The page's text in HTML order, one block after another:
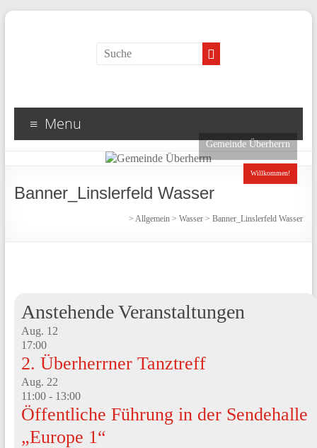
Menu
Gemeinde Überherrn
Willkommen!
Banner_Linslerfeld Wasser
>Allgemein >Wasser >Banner_Linslerfeld Wasser
Anstehende Veranstaltungen
Aug. 12
17:00
2. Überherrner Tanztreff
Aug. 22
11:00- 13:00
Öffentliche Führung in der Sendehalle
„Europe 1“